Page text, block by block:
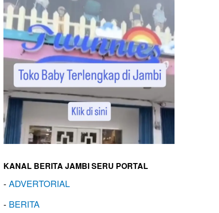
KANAL BERITA JAMBI SERU PORTAL
-ADVERTORIAL
- BERITA